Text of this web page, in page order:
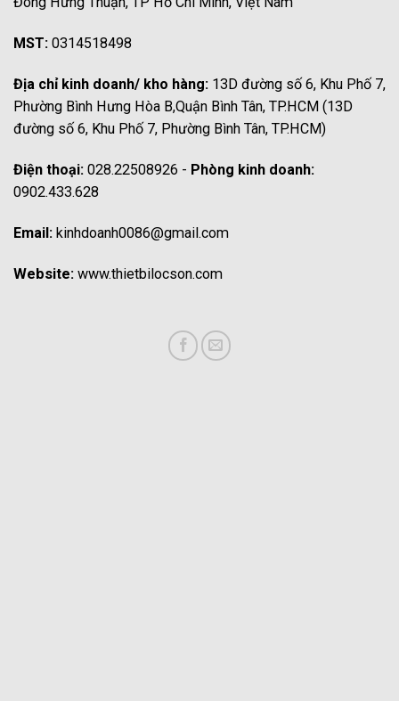
MST: 0314518498
Địa chỉ kinh doanh/ kho hàng: 13D đường số 6, Khu Phố 7,
Phường Bình Hưng Hòa B,Quận Bình Tân, TP.HCM (13D
đường số 6, Khu Phố 7, Phường Bình Tân, TP.HCM)
Điện thoại: 028.22508926 - Phòng kinh doanh:
0902.433.628
Email: kinhdoanh0086@gmail.com
Website: www.thietbilocson.com